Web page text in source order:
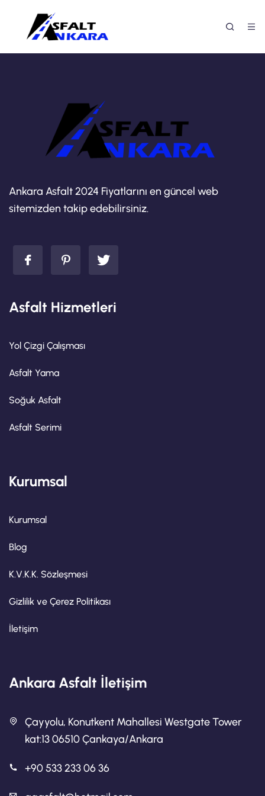
Ankara Asfalt 2024 Fiyatlarını en güncel web
sitemizden takip edebilirsiniz.
Asfalt Hizmetleri
Yol Çizgi Çalışması
Asfalt Yama
Soğuk Asfalt
Asfalt Serimi
Kurumsal
Kurumsal
Blog
K.V.K.K. Sözleşmesi
Gizlilik ve Çerez Politikası
İletişim
Ankara Asfalt İletişim
Çayyolu, Konutkent Mahallesi Westgate Tower
kat:13 06510 Çankaya/Ankara
+90 533 233 06 36